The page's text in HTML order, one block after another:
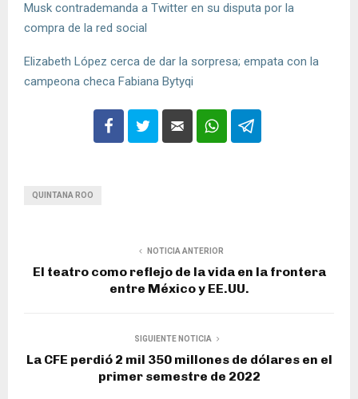
Musk contrademanda a Twitter en su disputa por la
compra de la red social
Elizabeth López cerca de dar la sorpresa; empata con la
campeona checa Fabiana Bytyqi
QUINTANA ROO
NOTICIA ANTERIOR
El teatro como reflejo de la vida en la frontera
entre México y EE.UU.
SIGUIENTE NOTICIA
La CFE perdió 2 mil 350 millones de dólares en el
primer semestre de 2022